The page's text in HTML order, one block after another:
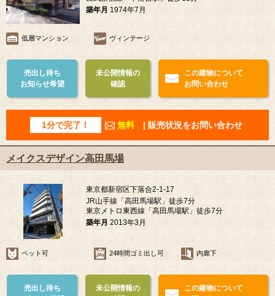
築年月 1974年7月
低層マンション ヴィンテージ
売出し待ち
お知らせ希望
未公開情報の
確認
この建物について
お問い合わせ
1分で完了！ 無料 | 販売状況をお問い合わせ
メイクスデザイン高田馬場
東京都新宿区下落合2-1-17
JR山手線「高田馬場駅」徒歩7分
東京メトロ東西線「高田馬場駅」徒歩7分
築年月 2013年3月
ペット可 24時間ゴミ出し可 内廊下
売出し待ち
未公開情報の
この建物について